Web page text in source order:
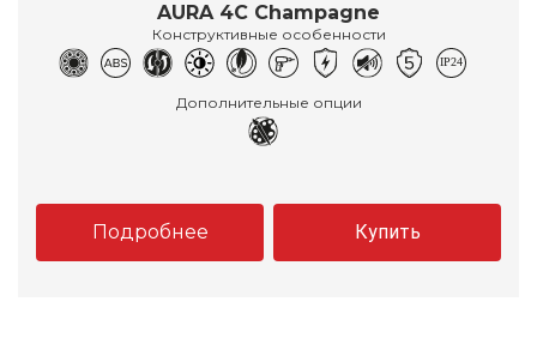
AURA 4C Champagne
Конструктивные особенности
Дополнительные опции
Подробнее Купить